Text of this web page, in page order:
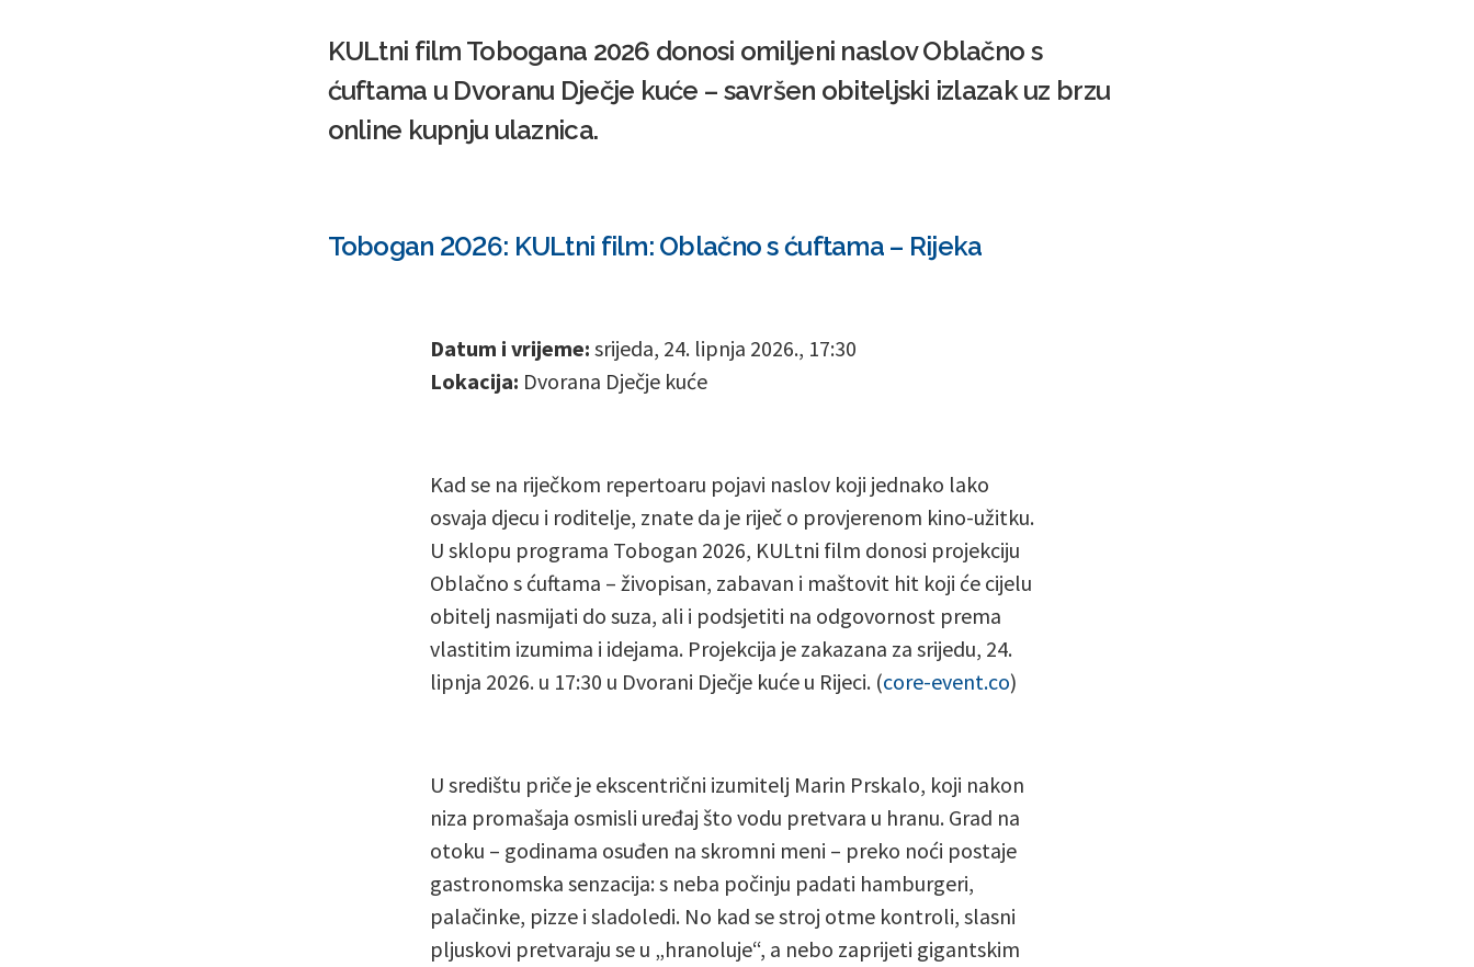
KULtni film Tobogana 2026 donosi omiljeni naslov Oblačno s
ćuftama u Dvoranu Dječje kuće – savršen obiteljski izlazak uz brzu
online kupnju ulaznica.
Tobogan 2026: KULtni film: Oblačno s ćuftama – Rijeka
Datum i vrijeme: srijeda, 24. lipnja 2026., 17:30
Lokacija: Dvorana Dječje kuće
Kad se na riječkom repertoaru pojavi naslov koji jednako lako
osvaja djecu i roditelje, znate da je riječ o provjerenom kino-užitku.
U sklopu programa Tobogan 2026, KULtni film donosi projekciju
Oblačno s ćuftama – živopisan, zabavan i maštovit hit koji će cijelu
obitelj nasmijati do suza, ali i podsjetiti na odgovornost prema
vlastitim izumima i idejama. Projekcija je zakazana za srijedu, 24.
lipnja 2026. u 17:30 u Dvorani Dječje kuće u Rijeci. (core-event.co)
U središtu priče je ekscentrični izumitelj Marin Prskalo, koji nakon
niza promašaja osmisli uređaj što vodu pretvara u hranu. Grad na
otoku – godinama osuđen na skromni meni – preko noći postaje
gastronomska senzacija: s neba počinju padati hamburgeri,
palačinke, pizze i sladoledi. No kad se stroj otme kontroli, slasni
pljuskovi pretvaraju se u „hranoluje“, a nebo zaprijeti gigantskim